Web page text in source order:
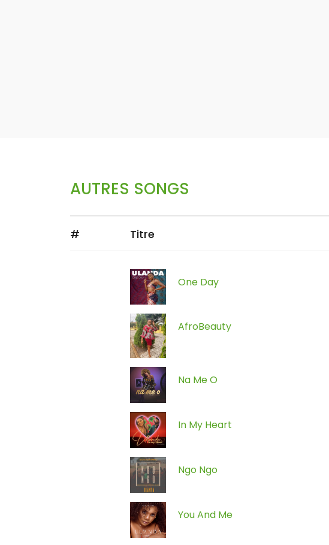
AUTRES SONGS
# Titre
One Day
AfroBeauty
Na Me O
In My Heart
Ngo Ngo
You And Me